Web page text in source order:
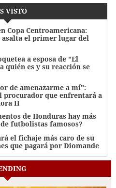
VISTO
Copa Centroamericana:
asalta el primer lugar del
a esposa de "El
quién es y su reacción se
de amenazarme a mí":
procurador que enfrentará a
II
de Honduras hay más
futbolistas famosos?
el fichaje más caro de su
que pagará por Diomande